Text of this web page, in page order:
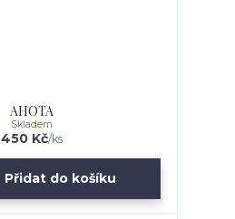
AHOTA
450 Kč/ks
Skladem
Přidat do košíku